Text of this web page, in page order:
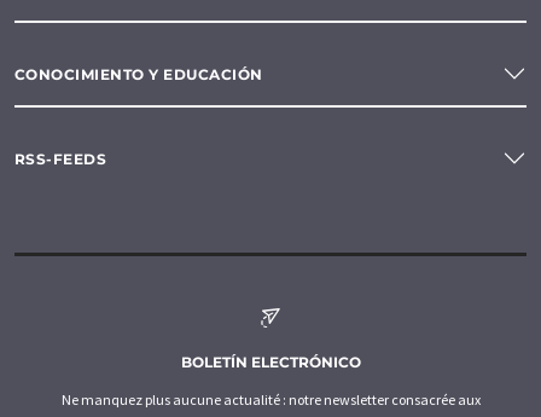
CONOCIMIENTO Y EDUCACIÓN
RSS-FEEDS
BOLETÍN ELECTRÓNICO
Ne manquez plus aucune actualité : notre newsletter consacrée aux